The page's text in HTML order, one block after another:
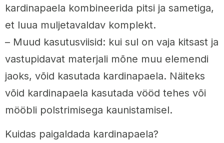
kardinapaela kombineerida pitsi ja sametiga,
et luua muljetavaldav komplekt.
– Muud kasutusviisid: kui sul on vaja kitsast ja
vastupidavat materjali mõne muu elemendi
jaoks, võid kasutada kardinapaela. Näiteks
võid kardinapaela kasutada vööd tehes või
mööbli polstrimisega kaunistamisel.
Kuidas paigaldada kardinapaela?